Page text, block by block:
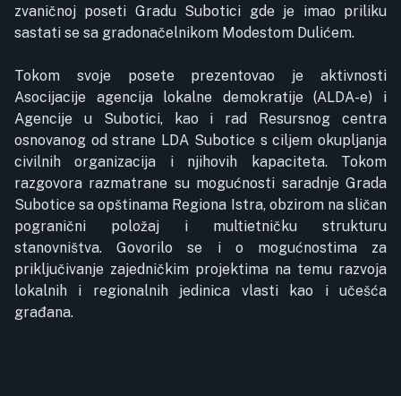
zvaničnoj poseti Gradu Subotici gde je imao priliku
sastati se sa gradonačelnikom Modestom Dulićem.
Tokom svoje posete prezentovao je aktivnosti
Asocijacije agencija lokalne demokratije (ALDA-e) i
Agencije u Subotici, kao i rad Resursnog centra
osnovanog od strane LDA Subotice s ciljem okupljanja
civilnih organizacija i njihovih kapaciteta. Tokom
razgovora razmatrane su mogućnosti saradnje Grada
Subotice sa opštinama Regiona Istra, obzirom na sličan
pogranični položaj i multietničku strukturu
stanovništva. Govorilo se i o mogućnostima za
priključivanje zajedničkim projektima na temu razvoja
lokalnih i regionalnih jedinica vlasti kao i učešća
građana.